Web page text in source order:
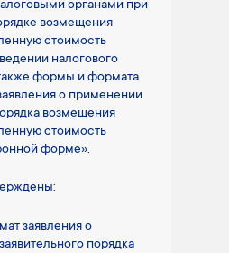
органами при
возмещения
стоимость
налогового
формы и формата
о применении
возмещения
стоимость
форме».
заявления о
порядка